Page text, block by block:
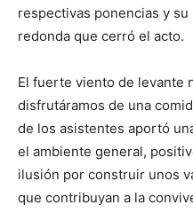
respectivas ponencias y
redonda que cerró el acto.
El fuerte viento de levante
disfrutáramos de una
de los asistentes aportó
el ambiente general,
ilusión por construir unos
que contribuyan a la